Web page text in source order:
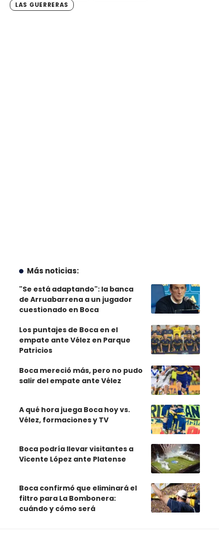
LAS GUERRERAS
Más noticias:
"Se está adaptando": la banca
de Arruabarrena a un jugador
cuestionado en Boca
Los puntajes de Boca en el
empate ante Vélez en Parque
Patricios
Boca mereció más, pero no pudo
salir del empate ante Vélez
A qué hora juega Boca hoy vs.
Vélez, formaciones y TV
Boca podría llevar visitantes a
Vicente López ante Platense
Boca confirmó que eliminará el
filtro para La Bombonera:
cuándo y cómo será